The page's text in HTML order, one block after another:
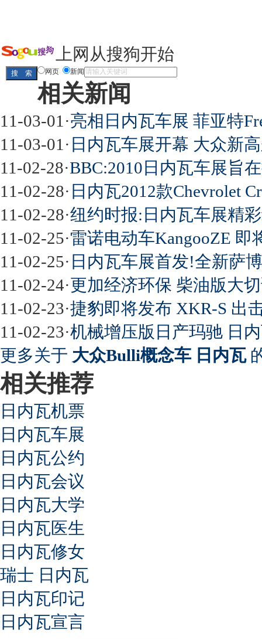
上网从搜狗开始
网页 新闻
相关新闻
11-03-01 ·亮相日内瓦车展 菲亚特
11-03-01 · 日内瓦车展开幕 大众新
11-02-28·BBC:2010日内瓦车展旨
11-02-28· 日内瓦2012款Chevrolet
11-02-28·纽约时报:日内瓦车展精
11-02-25·雷诺电动车KangooZE 即
11-02-25· 日内瓦车展首发!全新萨
11-02-24·更加经济环保 柴油版大
11-02-23·捷豹即将发布 XKR-S 出
11-02-23·机械增压版日产玛驰 日
更多关于 大众Bulli概念车 日内瓦
相关推荐
日内瓦机票
日内瓦车展
日内瓦公约
日内瓦会议
日内瓦大学
日内瓦医生
日内瓦修女
瑞士 日内瓦
日内瓦印记
日内瓦宣言